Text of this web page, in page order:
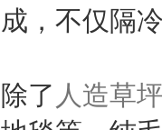
成，不仅隔
除了 人造草